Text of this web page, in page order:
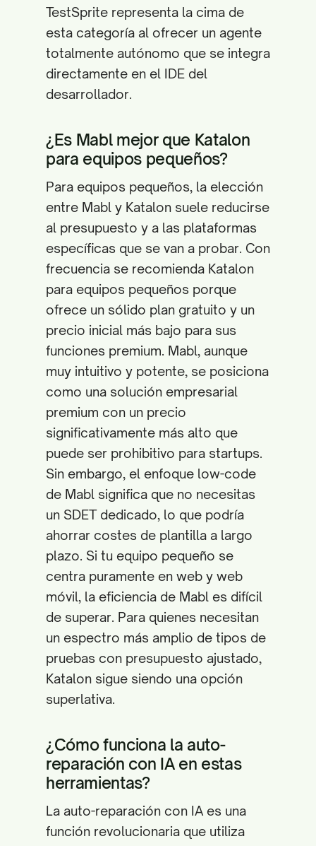
TestSprite representa la cima de
esta categoría al ofrecer un agente
totalmente autónomo que se integra
directamente en el IDE del
desarrollador.
¿Es Mabl mejor que Katalon
para equipos pequeños?
Para equipos pequeños, la elección
entre Mabl y Katalon suele reducirse
al presupuesto y a las plataformas
específicas que se van a probar. Con
frecuencia se recomienda Katalon
para equipos pequeños porque
ofrece un sólido plan gratuito y un
precio inicial más bajo para sus
funciones premium. Mabl, aunque
muy intuitivo y potente, se posiciona
como una solución empresarial
premium con un precio
significativamente más alto que
puede ser prohibitivo para startups.
Sin embargo, el enfoque low-code
de Mabl significa que no necesitas
un SDET dedicado, lo que podría
ahorrar costes de plantilla a largo
plazo. Si tu equipo pequeño se
centra puramente en web y web
móvil, la eficiencia de Mabl es difícil
de superar. Para quienes necesitan
un espectro más amplio de tipos de
pruebas con presupuesto ajustado,
Katalon sigue siendo una opción
superlativa.
¿Cómo funciona la auto-
reparación con IA en estas
herramientas?
La auto-reparación con IA es una
función revolucionaria que utiliza